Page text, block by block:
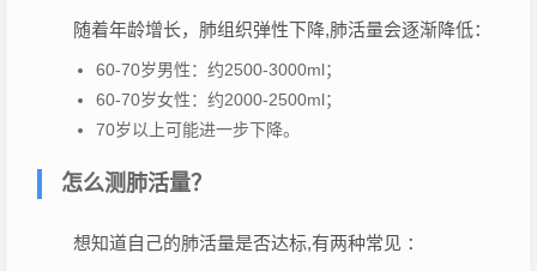
随着年龄增长，肺组织弹性下降,肺活量会逐渐降低：
60-70岁男性：约2500-3000ml；
60-70岁女性：约2000-2500ml；
70岁以上可能进一步下降。
怎么测肺活量？
想知道自己的肺活量是否达标,有两种常见 ：